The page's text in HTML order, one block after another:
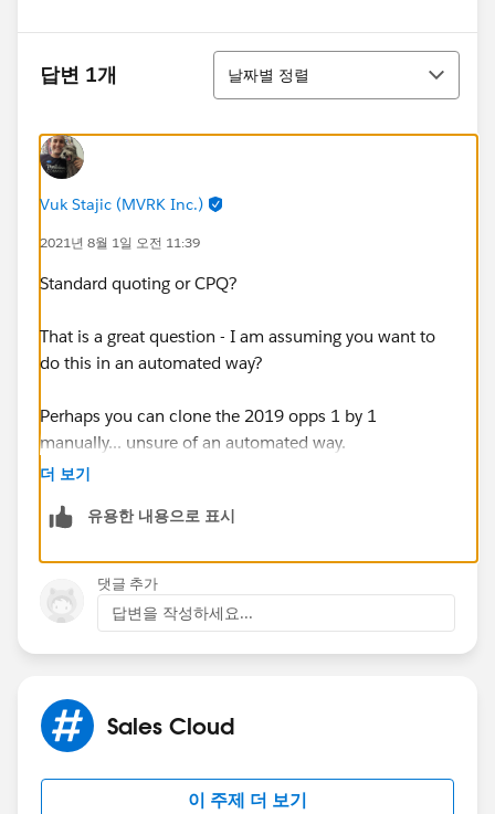
답변 1개
정렬
날짜별 정렬
Vuk Stajic (MVRK Inc.)
2021년 8월 1일 오전 11:39
Standard quoting or CPQ?
That is a great question - I am assuming you want to
do this in an automated way?
Perhaps you can clone the 2019 opps 1 by 1
manually... unsure of an automated way.
더 보기
유용한 내용으로 표시
댓글 추가
답변을 작성하세요...
Sales Cloud
이 주제 더 보기